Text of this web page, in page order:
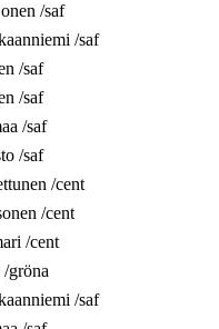
/saf
/saf
/saf
/saf
/saf
/saf
/cent
/cent
/cent
/gröna
/saf